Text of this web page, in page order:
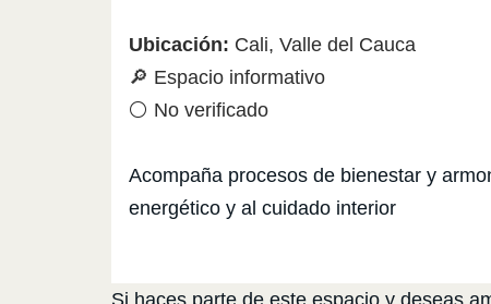
Ubicación: Cali, Valle del Cauca
🔎 Espacio informativo
⚪ No verificado
Acompaña procesos de bienestar y
energético y al cuidado interior
Si haces parte de este espacio y deseas